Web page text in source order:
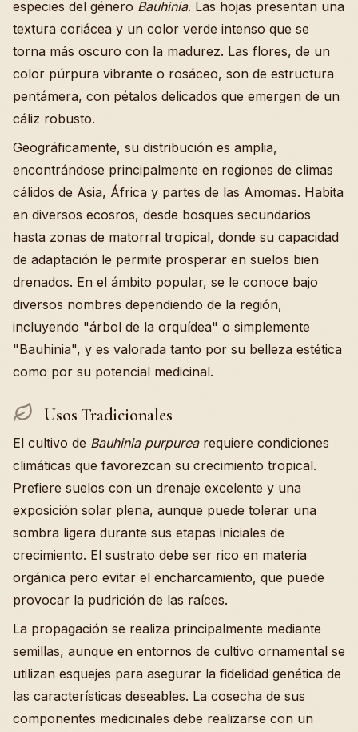
especies del género Bauhinia. Las hojas presentan una
textura coriácea y un color verde intenso que se
torna más oscuro con la madurez. Las flores, de un
color púrpura vibrante o rosáceo, son de estructura
pentámera, con pétalos delicados que emergen de un
cáliz robusto.
Geográficamente, su distribución es amplia,
encontrándose principalmente en regiones de climas
cálidos de Asia, África y partes de las Amomas. Habita
en diversos ecosros, desde bosques secundarios
hasta zonas de matorral tropical, donde su capacidad
de adaptación le permite prosperar en suelos bien
drenados. En el ámbito popular, se le conoce bajo
diversos nombres dependiendo de la región,
incluyendo "árbol de la orquídea" o simplemente
"Bauhinia", y es valorada tanto por su belleza estética
como por su potencial medicinal.
Usos Tradicionales
El cultivo de Bauhinia purpurearequiere condiciones
climáticas que favorezcan su crecimiento tropical.
Prefiere suelos con un drenaje excelente y una
exposición solar plena, aunque puede tolerar una
sombra ligera durante sus etapas iniciales de
crecimiento. El sustrato debe ser rico en materia
orgánica pero evitar el encharcamiento, que puede
provocar la pudrición de las raíces.
La propagación se realiza principalmente mediante
semillas, aunque en entornos de cultivo ornamental se
utilizan esquejes para asegurar la fidelidad genética de
las características deseables. La cosecha de sus
componentes medicinales debe realizarse con un